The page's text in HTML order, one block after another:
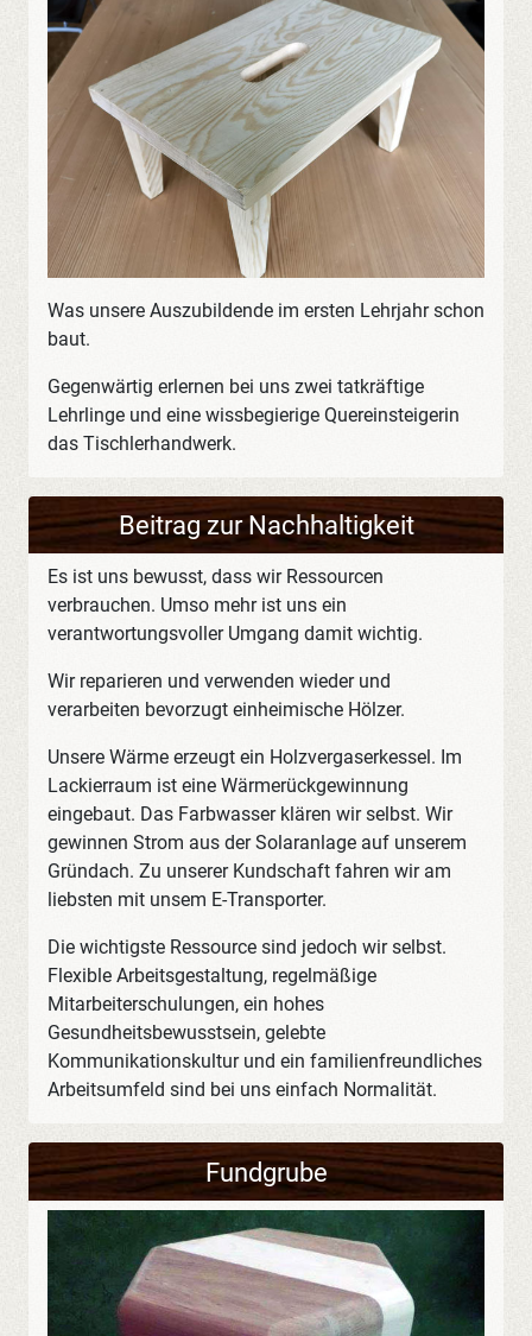
Was unsere Auszubildende im ersten Lehrjahr schon
baut.
Gegenwärtig erlernen bei uns zwei tatkräftige
Lehrlinge und eine wissbegierige Quereinsteigerin
das Tischlerhandwerk.
Beitrag zur Nachhaltigkeit
Es ist uns bewusst, dass wir Ressourcen
verbrauchen. Umso mehr ist uns ein
verantwortungsvoller Umgang damit wichtig.
Wir reparieren und verwenden wieder und
verarbeiten bevorzugt einheimische Hölzer.
Unsere Wärme erzeugt ein Holzvergaserkessel. Im
Lackierraum ist eine Wärmerückgewinnung
eingebaut. Das Farbwasser klären wir selbst. Wir
gewinnen Strom aus der Solaranlage auf unserem
Gründach. Zu unserer Kundschaft fahren wir am
liebsten mit unsem E-Transporter.
Die wichtigste Ressource sind jedoch wir selbst.
Flexible Arbeitsgestaltung, regelmäßige
Mitarbeiterschulungen, ein hohes
Gesundheitsbewusstsein, gelebte
Kommunikationskultur und ein familienfreundliches
Arbeitsumfeld sind bei uns einfach Normalität.
Fundgrube